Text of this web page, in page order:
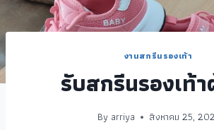
งานสกรีนรองเท้า
รับสกรีนรองเท้
By arriya สิงหาคม 25,